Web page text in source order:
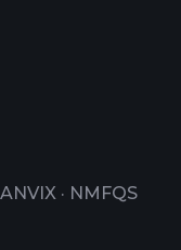
ANVIX · NMFQS